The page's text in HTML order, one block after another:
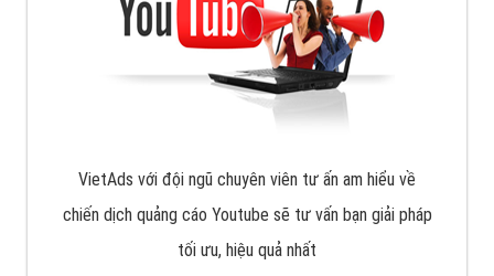
VietAds với đội ngũ chuyên viên tư ấn am hiểu về
chiến dịch quảng cáo Youtube sẽ tư vấn bạn giải pháp
tối ưu, hiệu quả nhất